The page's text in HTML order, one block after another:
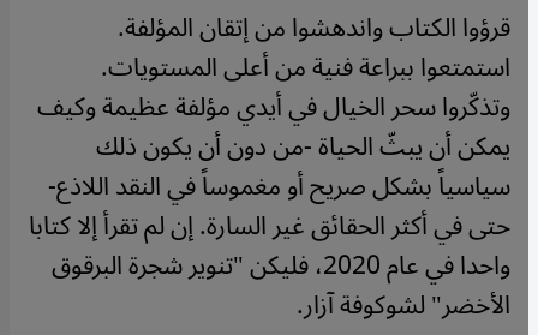
قرؤوا الكتاب واندهشوا من إتقان المؤلفة.
استمتعوا ببراعة فنية من أعلى المستويات.
وتذكّروا سحر الخيال في أيدي مؤلفة عظيمة وكيف
يمكن أن يبثّ الحياة -من دون أن يكون ذلك
سياسياً بشكل صريح أو مغموساً في النقد اللاذع-
حتى في أكثر الحقائق غير السارة. إن لم تقرأ إلا كتابا
واحدا في عام 2020، فليكن "تنوير شجرة البرقوق
الأخضر" لشوكوفة آزار.